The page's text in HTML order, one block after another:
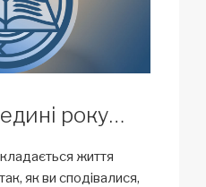
року…
життя
як ви сподівалися,